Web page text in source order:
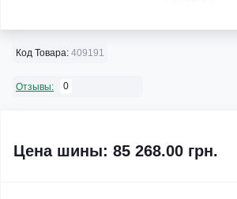
Код Товара: 409191
Отзывы: 0
Цена шины: 85 268.00 грн.